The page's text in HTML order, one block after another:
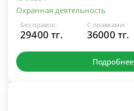
Охранная деятельность
Без правок:
29400 тг.
С правками:
36000 тг.
Подробнее